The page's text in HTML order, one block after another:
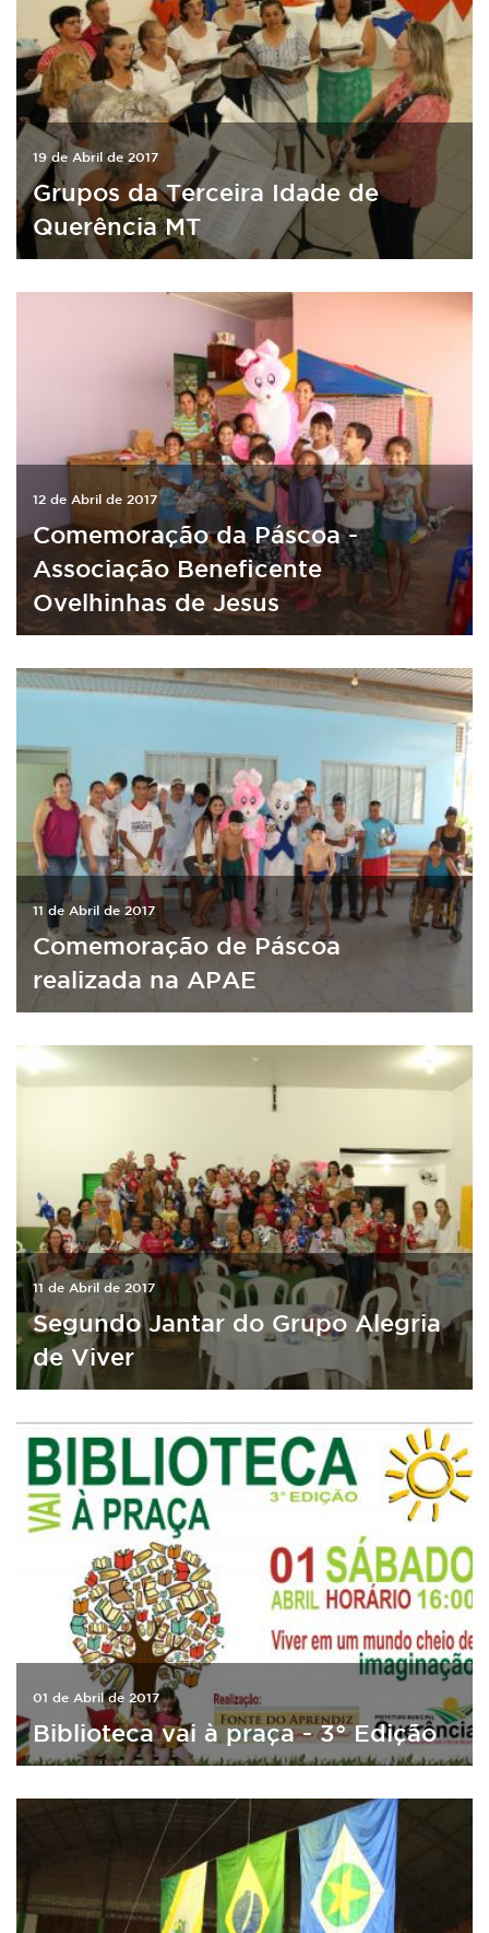
19 de Abril de 2017
Grupos da Terceira Idade de
Querência MT
12 de Abril de 2017
Comemoração da Páscoa -
Associação Beneficente
Ovelhinhas de Jesus
11 de Abril de 2017
Comemoração de Páscoa
realizada na APAE
11 de Abril de 2017
Segundo Jantar do Grupo Alegria
de Viver
01 de Abril de 2017
Biblioteca vai à praça - 3° Edição